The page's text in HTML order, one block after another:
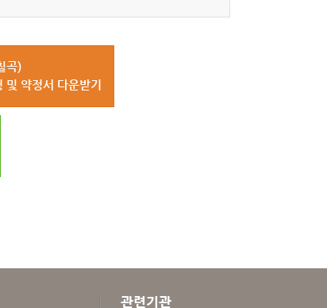
곡)
및 약정서 다운받기
관련기관